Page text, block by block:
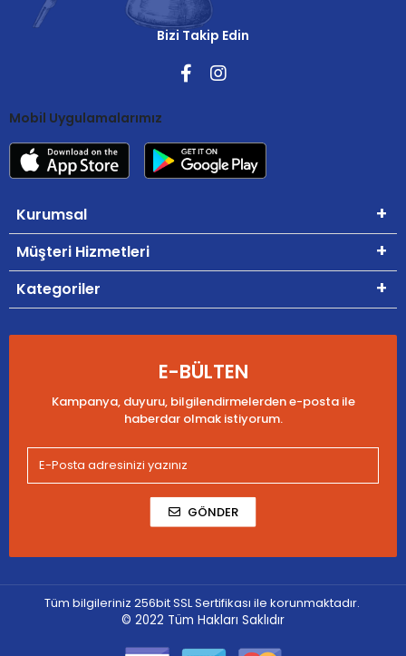
Bizi Takip Edin
Mobil Uygulamalarımız
Kurumsal
Müşteri Hizmetleri
Kategoriler
E-BÜLTEN
Kampanya, duyuru, bilgilendirmelerden e-posta ile
haberdar olmak istiyorum.
GÖNDER
Tüm bilgileriniz 256bit SSL Sertifikası ile korunmaktadır.
© 2022 Tüm Hakları Saklıdır